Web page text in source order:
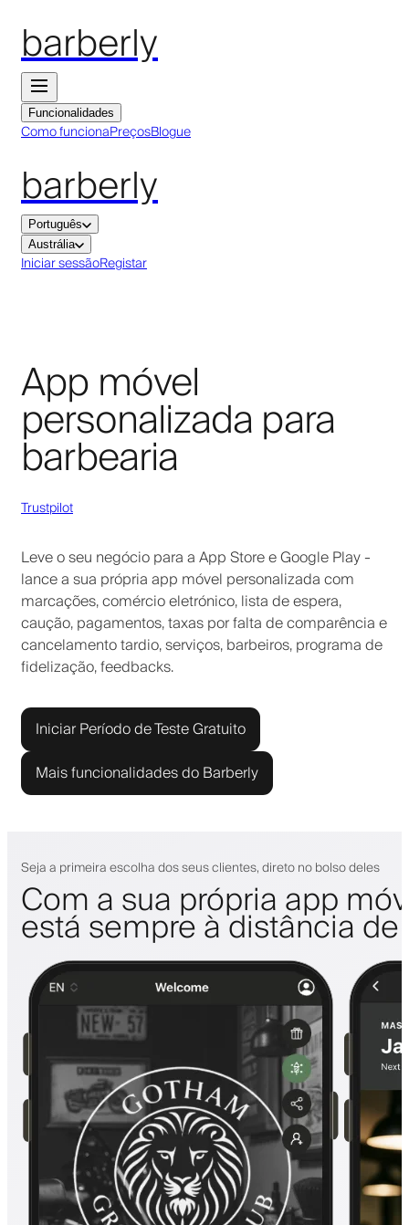
barberly
Funcionalidades
Como funcionaPreçosBlogue
barberly
Português
Austrália
Iniciar sessãoRegistar
App móvel
personalizada para
barbearia
Trustpilot
Leve o seu negócio para a App Store e Google Play -
lance a sua própria app móvel personalizada com
marcações, comércio eletrónico, lista de espera,
caução, pagamentos, taxas por falta de comparência e
cancelamento tardio, serviços, barbeiros, programa de
fidelização, feedbacks.
Iniciar Período de Teste Gratuito
Mais funcionalidades do Barberly
Seja a primeira escolha dos seus clientes, direto no bolso deles
Com a sua própria app
está sempre à distância